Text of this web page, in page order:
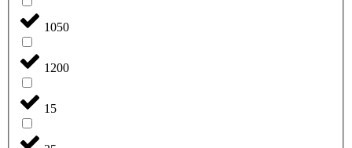
1050
1200
15